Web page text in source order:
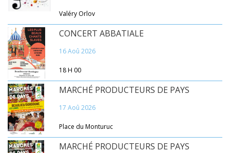
Valéry Orlov
CONCERT ABBATIALE
16 Aoû 2026
18 H 00
MARCHÉ PRODUCTEURS DE PAYS
17 Aoû 2026
Place du Monturuc
MARCHÉ PRODUCTEURS DE PAYS